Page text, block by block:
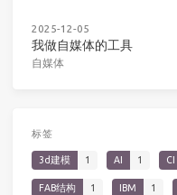
2025-12-05
我做自媒体的工具
自媒体
标签
3d建模 1 AI 1 CI
FAB结构 1 IBM 1